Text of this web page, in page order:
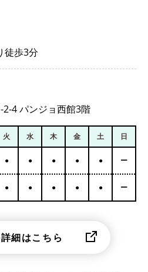
徒歩3分
4 パンジョ西館3階
火 水 木 金 土 日
● ● ● ● ● ー
● ● ● ● ● ー
細はこちら